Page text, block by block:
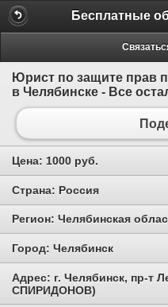
Юрист по защите прав
в Челябинске - Все
Цена: 1000 руб.
Страна: Россия
Регион: Челябинская
Город: Челябинск
Адрес: г. Челябинск, пр-т
СПИРИДОНОВ)